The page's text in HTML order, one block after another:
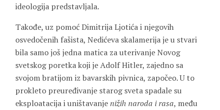
ideologija predstavljala.
Takođe, uz pomoć Dimitrija Ljotića i njegovih
osvedočenih fašista, Nedićeva skalamerija je u stvari
bila samo još jedna matica za uterivanje Novog
svetskog poretka koji je Adolf Hitler, zajedno sa
svojom bratijom iz bavarskih pivnica, započeo. U to
prokleto preuređivanje starog sveta spadale su
eksploatacija i uništavanjenižih naroda i rasa, među